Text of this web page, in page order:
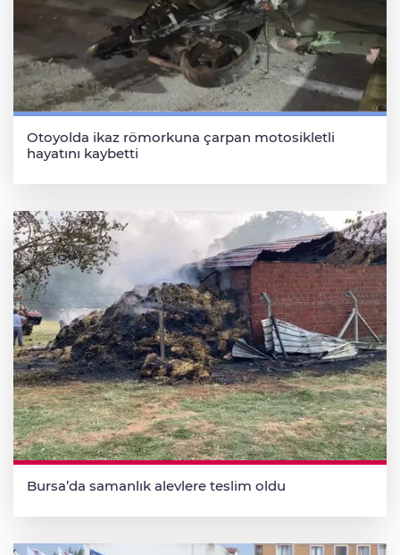
Otoyolda ikaz römorkuna çarpan motosikletli
hayatını kaybetti
Bursa’da samanlık alevlere teslim oldu